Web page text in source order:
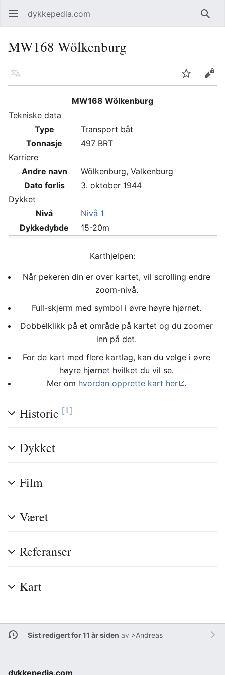
Åpne hovedmenyen dykkepedia.com Søk
MW168 Wölkenburg
Språk Overvåk Rediger
MW168 Wölkenburg
Tekniske data
Type
Transport båt
Tonnasje
497 BRT
Karriere
Andre navn
Wölkenburg, Valkenburg
Dato forlis
3. oktober 1944
Dykket
Nivå
Nivå 1
Dykkedybde
15-20m
Karthjelpen:
Når pekeren din er over kartet, vil scrolling endre
zoom-nivå.
Full-skjerm med symbol i øvre høyre hjørnet.
Dobbelklikk på et område på kartet og du zoomer
inn på det.
For de kart med flere kartlag, kan du velge i øvre
høyre hjørnet hvilket du vil se.
Mer om hvordan opprette kart her .
Historie [1]
Dykket
Film
Været
Referanser
Kart
Sist redigert for 11 år siden av >Andreas
dykkepedia.com